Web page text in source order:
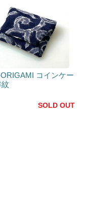
コインケー
紋
SOLD OUT